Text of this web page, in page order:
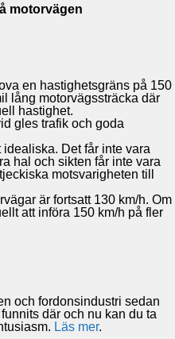
motorvägen
en hastighetsgräns på 150
lång motorvägssträcka där
hastighet.
gles trafik och goda
Det får inte vara
hal och sikten får inte vara
motsvarigheten till
är fortsatt 130 km/h. Om
att införa 150 km/h på fler
och fordonsindustri sedan
där och nu kan du ta
Läs mer.